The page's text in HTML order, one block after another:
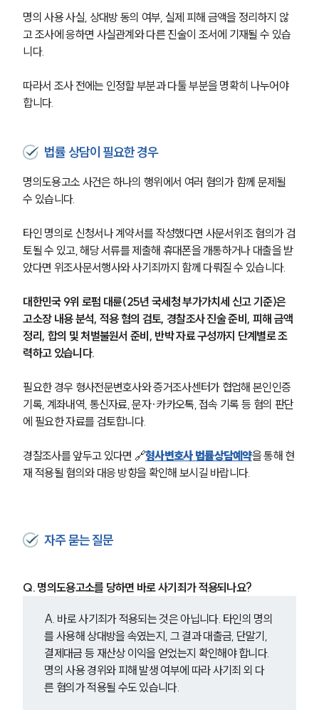
명의 사용 사실, 상대방 동의 여부, 실제 피해 금액을 정리하지 않
고 조사에 응하면 사실관계와 다른 진술이 조서에 기재될 수 있습
니다.
따라서 조사 전에는 인정할 부분과 다툴 부분을 명확히 나누어야
합니다.
법률 상담이 필요한 경우
명의도용고소 사건은 하나의 행위에서 여러 혐의가 함께 문제될
수 있습니다.
타인 명의로 신청서나 계약서를 작성했다면 사문서위조 혐의가 검
토될 수 있고, 해당 서류를 제출해 휴대폰을 개통하거나 대출을 받
았다면 위조사문서행사와 사기죄까지 함께 다뤄질 수 있습니다.
대한민국 9위 로펌 대륜(25년 국세청 부가가치세 신고 기준)은
고소장 내용 분석, 적용 혐의 검토, 경찰조사 진술 준비, 피해 금액
정리, 합의 및 처벌불원서 준비, 반박 자료 구성까지 단계별로 조
력하고 있습니다.
필요한 경우 형사전문변호사와 증거조사센터가 협업해 본인인증
기록, 계좌내역, 통신자료, 문자·카카오톡, 접속 기록 등 혐의 판단
에 필요한 자료를 검토합니다.
경찰조사를 앞두고 있다면 🔗형사변호사 법률상담예약을 통해 현
재 적용될 혐의와 대응 방향을 확인해 보시길 바랍니다.
자주 묻는 질문
Q. 명의도용고소를 당하면 바로 사기죄가 적용되나요?
A. 바로 사기죄가 적용되는 것은 아닙니다. 타인의 명의
를 사용해 상대방을 속였는지, 그 결과 대출금, 단말기,
결제대금 등 재산상 이익을 얻었는지 확인해야 합니다.
명의 사용 경위와 피해 발생 여부에 따라 사기죄 외 다
른 혐의가 적용될 수도 있습니다.